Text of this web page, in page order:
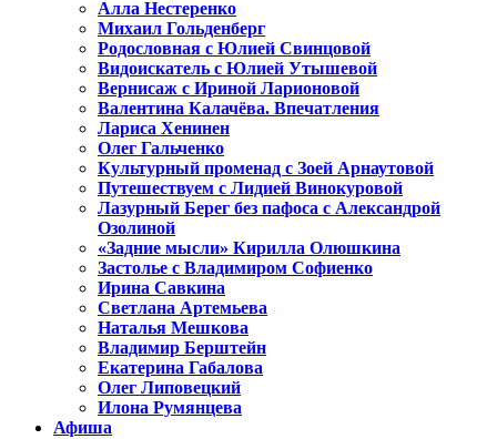
Алла Нестеренко
Михаил Гольденберг
Родословная с Юлией Свинцовой
Видоискатель с Юлией Утышевой
Вернисаж с Ириной Ларионовой
Валентина Калачёва. Впечатления
Лариса Хенинен
Олег Гальченко
Культурный променад с Зоей Арнаутовой
Путешествуем с Лидией Винокуровой
Лазурный Берег без пафоса с Александрой
Озолиной
«Задние мысли» Кирилла Олюшкина
Застолье с Владимиром Софиенко
Ирина Савкина
Светлана Артемьева
Наталья Мешкова
Владимир Берштейн
Екатерина Габалова
Олег Липовецкий
Илона Румянцева
Афиша